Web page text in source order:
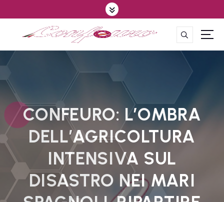
k
t
t
CONFEURO: L’OMBRA
DELL’AGRICOLTURA
INTENSIVA SUL
DISASTRO NEI MARI